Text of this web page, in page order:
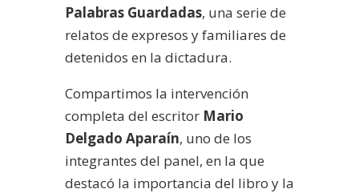
Palabras Guardadas, una serie de
relatos de expresos y familiares de
detenidos en la dictadura.
Compartimos la intervención
completa del escritor Mario
Delgado Aparaín, uno de los
integrantes del panel, en la que
destacó la importancia del libro y la